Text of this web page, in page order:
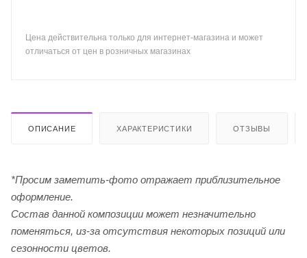
Цена действительна только для интернет-магазина и может
отличаться от цен в розничных магазинах
ОПИСАНИЕ ХАРАКТЕРИСТИКИ ОТЗЫВЫ
*Просим заметить-фото отражает приблизительное
оформление.
Cостав данной композиции может незначительно
поменяться, из-за отсутствия некоторых позиций или
сезонности цветов.